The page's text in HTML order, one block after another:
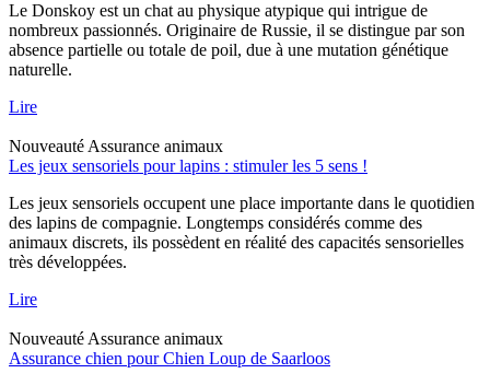
Le Donskoy est un chat au physique atypique qui intrigue de
nombreux passionnés. Originaire de Russie, il se distingue par son
absence partielle ou totale de poil, due à une mutation génétique
naturelle.
Lire
Nouveauté Assurance animaux
Les jeux sensoriels pour lapins : stimuler les 5 sens !
Les jeux sensoriels occupent une place importante dans le quotidien
des lapins de compagnie. Longtemps considérés comme des
animaux discrets, ils possèdent en réalité des capacités sensorielles
très développées.
Lire
Nouveauté Assurance animaux
Assurance chien pour Chien Loup de Saarloos